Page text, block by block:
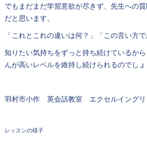
でもまだまだ学習意欲が尽きず、先生への
だと思います。
「これとこれの違いは何？」「この言い方
知りたい気持ちをずっと持ち続けているか
んが高いレベルを維持し続けられるのでしょ
羽村市小作 英会話教室 エクセルイングリ
レッスンの様子